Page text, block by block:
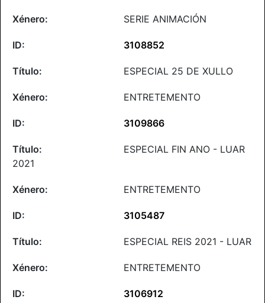
SERIE ANIMACIÓN
3108852
ESPECIAL 25 DE XULLO
ENTRETEMENTO
3109866
ESPECIAL FIN ANO - LUAR
2021
ENTRETEMENTO
3105487
ESPECIAL REIS 2021 - LUAR
ENTRETEMENTO
3106912